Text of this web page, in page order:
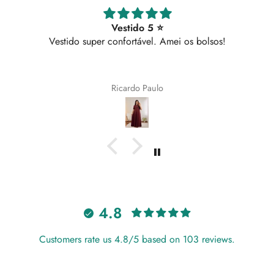
Vestido 5 ⭐
Vestido super confortável. Amei os bolsos!
Ricardo Paulo
4.8
Customers rate us 4.8/5 based on 103 reviews.